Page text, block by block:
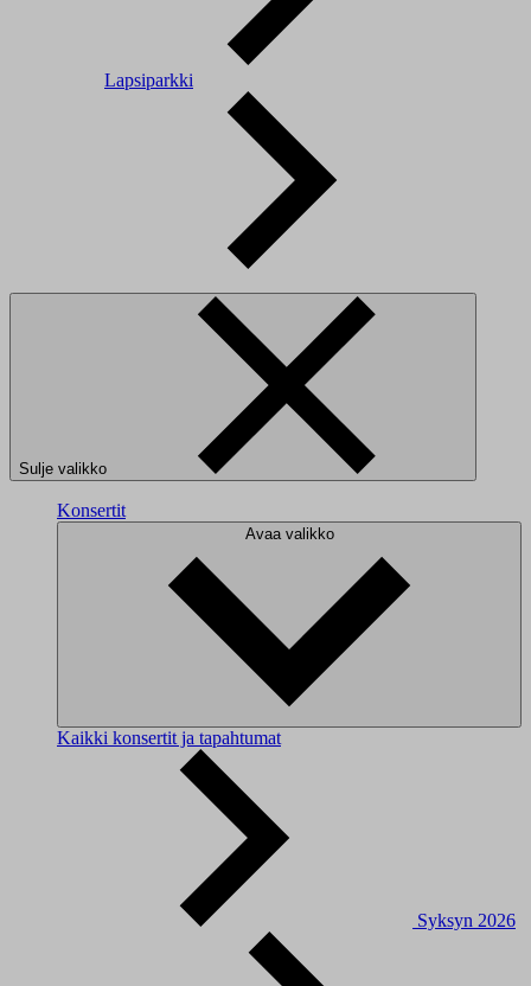
Lapsiparkki
Sulje valikko
Konsertit
Avaa valikko
Kaikki konsertit ja tapahtumat
Syksyn 2026